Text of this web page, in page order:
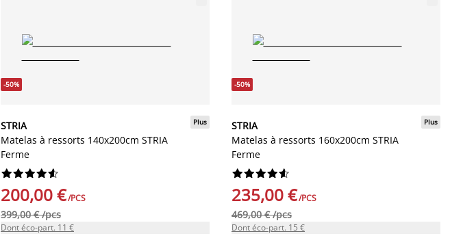
-50%
STRIA
Matelas à ressorts 140x200cm STRIA
Ferme
Plus






200,00 €/PCS
399,00 € /pcs
Dont éco-part. 11 €
-50%
STRIA
Matelas à ressorts 160x200cm STRIA
Ferme
Plus






235,00 €/PCS
469,00 € /pcs
Dont éco-part. 15 €